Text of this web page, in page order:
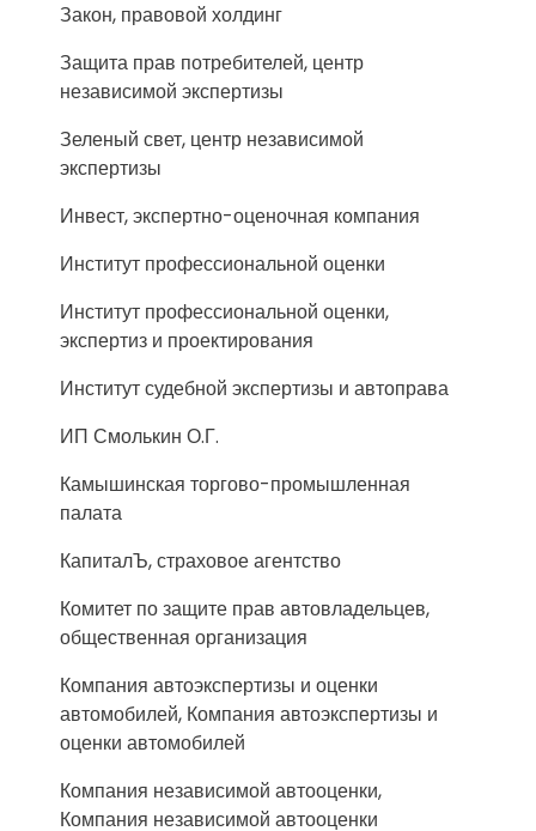
Закон, правовой холдинг
Защита прав потребителей, центр
независимой экспертизы
Зеленый свет, центр независимой
экспертизы
Инвест, экспертно-оценочная компания
Институт профессиональной оценки
Институт профессиональной оценки,
экспертиз и проектирования
Институт судебной экспертизы и автоправа
ИП Смолькин О.Г.
Камышинская торгово-промышленная
палата
КапиталЪ, страховое агентство
Комитет по защите прав автовладельцев,
общественная организация
Компания автоэкспертизы и оценки
автомобилей, Компания автоэкспертизы и
оценки автомобилей
Компания независимой автооценки,
Компания независимой автооценки